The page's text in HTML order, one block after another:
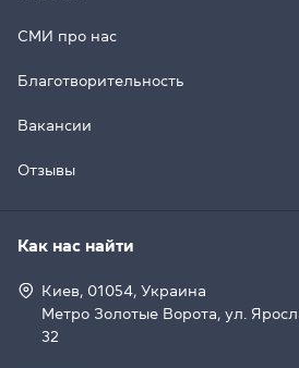
СМИ про нас
Благотворительность
Вакансии
Отзывы
Как нас найти
Киев, 01054, Украина
Метро Золотые Ворота, ул.
32